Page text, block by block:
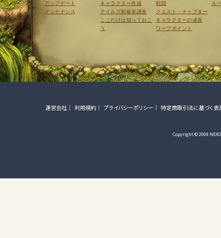
アップデート
メンテナンス
キャラクター作成
テイルズ初級者講座
ここだけは知っておこ
う
戦闘
クエスト・チャプター
キャラクターの成長
ワープポイント
ル
運営会社 利用規約 プライバシーポリシー 特定商取引法に基づく表
Copyright © 2009